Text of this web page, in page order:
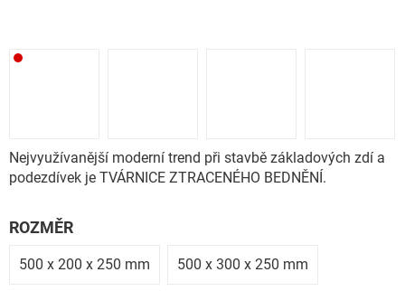
ROZMĚR
500 x 200 x 250 mm 500 x 300 x 250 mm
Nejvyužívanější moderní trend při stavbě základových zdí a
podezdívek je TVÁRNICE ZTRACENÉHO BEDNĚNÍ.